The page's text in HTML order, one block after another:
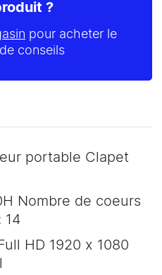
?
pour acheter le
conseils
portable Clapet
Nombre de coeurs
14
HD 1920 x 1080